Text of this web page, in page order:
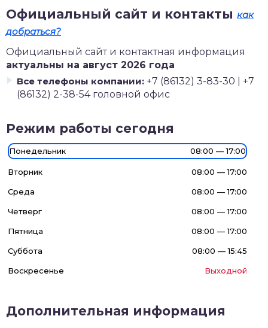
Официальный сайт и контакты как
добраться?
Официальный сайт и контактная информация
актуальны на август 2026 года
Все телефоны компании: +7 (86132) 3-83-30 | +7
(86132) 2-38-54 головной офис
Режим работы сегодня
Понедельник 08:00 — 17:00
Вторник 08:00 — 17:00
Среда 08:00 — 17:00
Четверг 08:00 — 17:00
Пятница 08:00 — 17:00
Суббота 08:00 — 15:45
Воскресенье Выходной
Дополнительная информация